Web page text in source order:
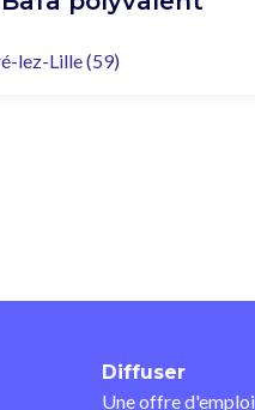
lez-Lille (59)
Diffuser
Une offre d'emploi